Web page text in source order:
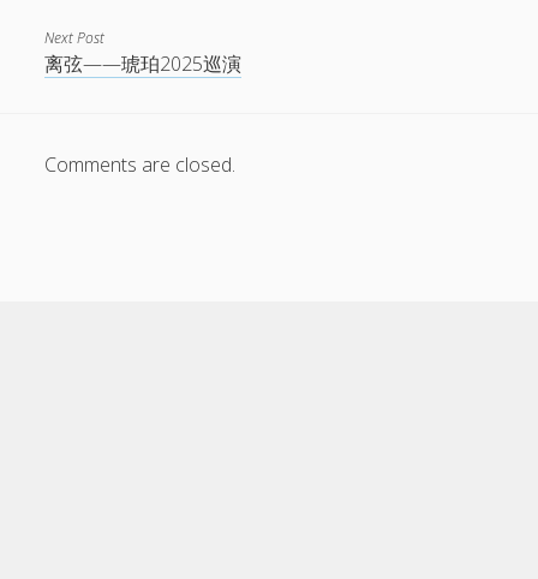
Next Post
离弦——琥珀2025巡演
Comments are closed.